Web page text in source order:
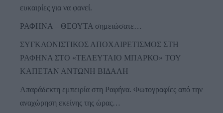
ευκαιρίες για να φανεί.
ΡΑΦΗΝΑ – ΘΕΟΥΤΑ σημειώσατε…
ΣΥΓΚΛΟΝΙΣΤΙΚΟΣ ΑΠΟΧΑΙΡΕΤΙΣΜΟΣ ΣΤΗ
ΡΑΦΗΝΑ ΣΤΟ «ΤΕΛΕΥΤΑΙΟ ΜΠΑΡΚΟ» ΤΟΥ
ΚΑΠΕΤΑΝ ΑΝΤΩΝΗ ΒΙΔΑΛΗ
Απαράδεκτη εμπειρία στη Ραφήνα. Φωτογραφίες από την
αναχώρηση εκείνης της ώρας…